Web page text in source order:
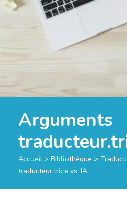
Arguments
Accueil > Bibliothèque >
traducteur.trice vs. IA